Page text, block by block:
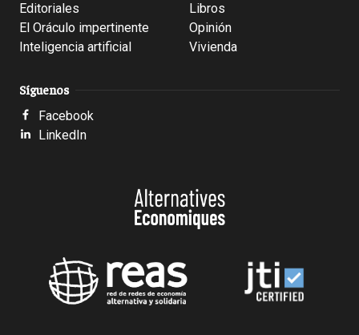
Editoriales
El Oráculo impertinente
Inteligencia artificial
Libros
Opinión
Vivienda
Síguenos
Facebook
LinkedIn